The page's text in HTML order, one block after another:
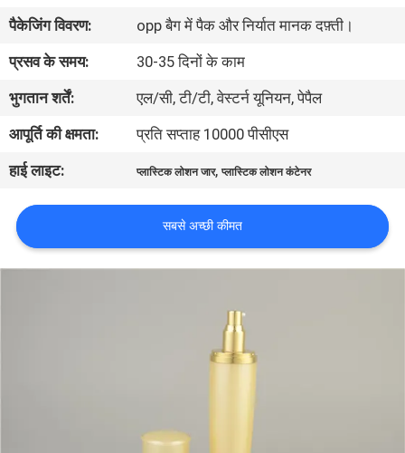
करें
उद्धरण
की
विनती
करे
साइटमैप
पैकेजिंग विवरण:
opp बैग में पैक और निर्यात मानक दफ़्ती।
प्रसव के समय:
30-35 दिनों के काम
भुगतान शर्तें:
एल/सी, टी/टी, वेस्टर्न यूनियन, पेपैल
आपूर्ति की क्षमता:
प्रति सप्ताह 10000 पीसीएस
हाई लाइट:
प्लास्टिक लोशन जार,प्लास्टिक लोशन कंटेनर
सबसे अच्छी कीमत